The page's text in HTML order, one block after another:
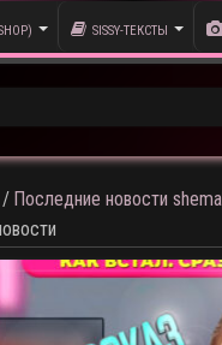
SISSY-ТЕКСТЫ
/ Последние новости